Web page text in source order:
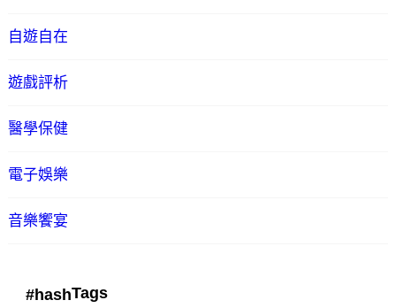
自遊自在
遊戲評析
醫學保健
電子娛樂
音樂饗宴
#hashTags